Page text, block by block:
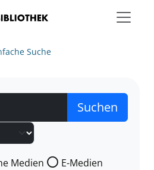
Suche
nach der Sie suchen wollen.
Medien
E-Medien